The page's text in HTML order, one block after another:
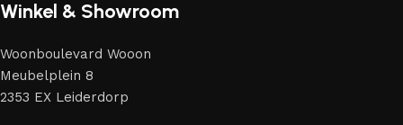
meubelmakers die elegantie, kwaliteit en functionaliteit
Ons assortiment bestaat uit producten van betrouwbare
merken die al jarenlang hun vakmanschap en eerlijkheid
bewijzen. Al onze leveranciers garanderen meubels van
Winkel & Showroom
Woonboulevard Wooon
Meubelplein 8
2353 EX Leiderdorp